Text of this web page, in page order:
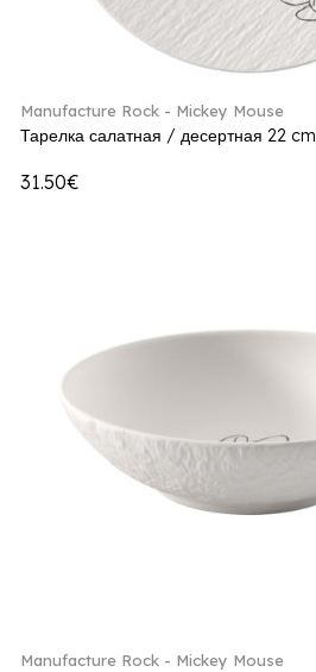
Manufacture Rock - Mickey Mouse
Тарелка салатная / десертная 22 cm
31.50€
Manufacture Rock - Mickey Mouse